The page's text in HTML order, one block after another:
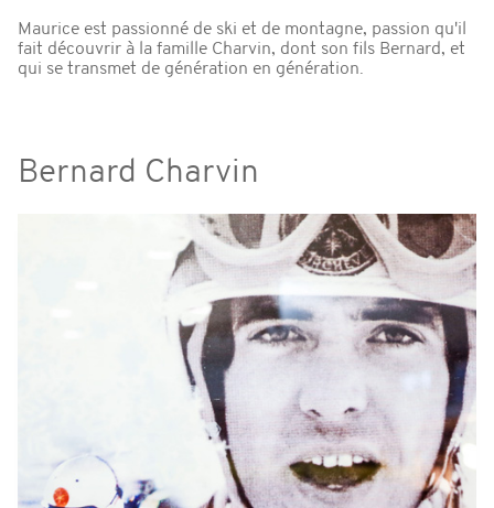
Maurice est passionné de ski et de montagne, passion qu'il
fait découvrir à la famille Charvin, dont son fils Bernard, et
qui se transmet de génération en génération.
Bernard Charvin